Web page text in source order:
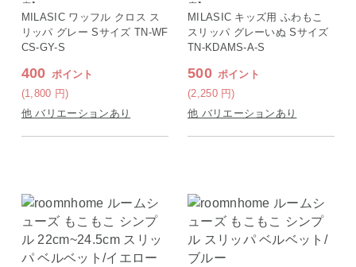
店】
MILASIC ワッフル クロス ス
リッパ グレー Sサイズ TN-WF
CS-GY-S
400 ポイント
(1,800 円)
他 バリエーションあり
店】
MILASIC キッズ用 ふわもこ
スリッパ グレーいぬ Sサイズ
TN-KDAMS-A-S
500 ポイント
(2,250 円)
他 バリエーションあり